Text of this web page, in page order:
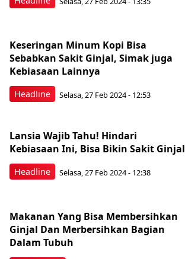
Headline
Keseringan Minum Kopi Bisa
Sebabkan Sakit Ginjal, Simak juga
Kebiasaan Lainnya
Selasa, 27 Feb 2024 - 12:53
Headline
Lansia Wajib Tahu! Hindari
Kebiasaan Ini, Bisa Bikin Sakit Ginjal
Selasa, 27 Feb 2024 - 12:38
Makanan Yang Bisa Membersihkan
Ginjal Dan Merbersihkan Bagian
Dalam Tubuh